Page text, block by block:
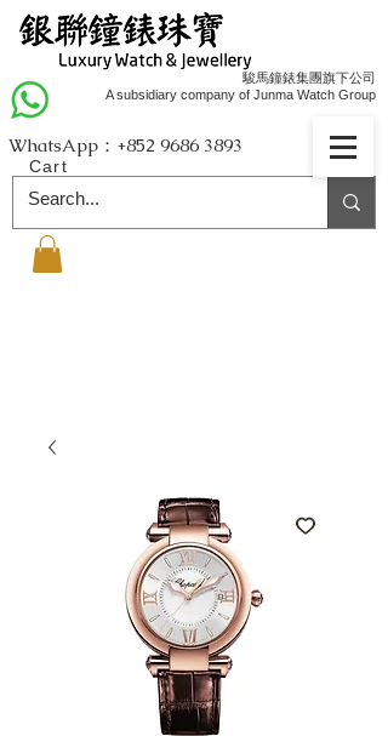
駿馬鐘錶集團旗下公司
A subsidiary company of Junma Watch Group
Cart
WhatsApp：+852 9686 3893